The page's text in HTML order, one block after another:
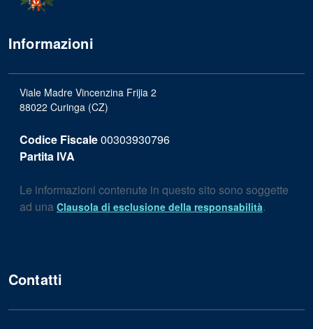
Informazioni
Viale Madre Vincenzina Frijia 2
88022 Curinga (CZ)
Codice Fiscale00303930796
Partita IVA
Le informazioni contenute in questo sito sono soggette
ad una Clausola di esclusione della responsabilità.
Contatti